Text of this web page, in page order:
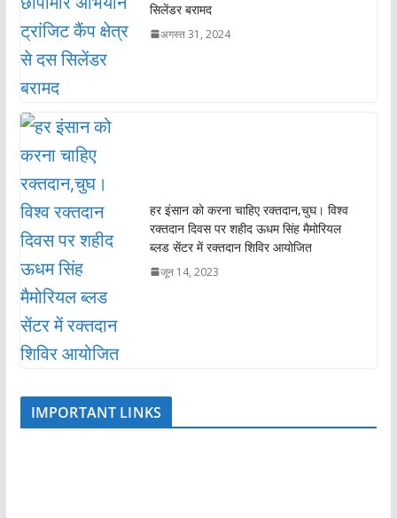
सिलेंडर बरामद
अगस्त 31, 2024
हर इंसान को करना चाहिए रक्तदान,चुघ। विश्व
रक्तदान दिवस पर शहीद ऊधम सिंह मैमोरियल
ब्लड सेंटर में रक्तदान शिविर आयोजित
जून 14, 2023
IMPORTANT LINKS